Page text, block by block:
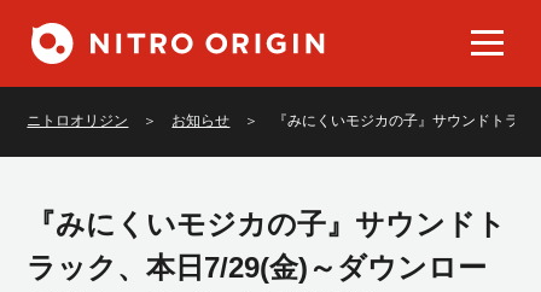
Works 作品
Game ゲーム
Comic
ニトロオリジン お知らせ 『みにくいモジカの子』サウンドトラ
『みにくいモジカの子』サウンドト
ラック、本日7/29(金)～ダウンロー